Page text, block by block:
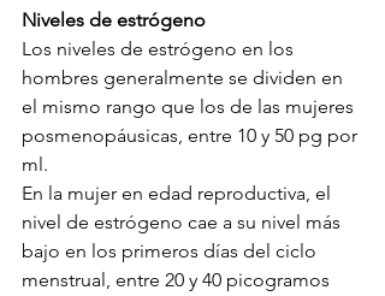
Niveles de estrógeno
Los niveles de estrógeno en los
hombres generalmente se dividen en
el mismo rango que los de las mujeres
posmenopáusicas, entre 10 y 50 pg por
ml.
En la mujer en edad reproductiva, el
nivel de estrógeno cae a su nivel más
bajo en los primeros días del ciclo
menstrual, entre 20 y 40 picogramos